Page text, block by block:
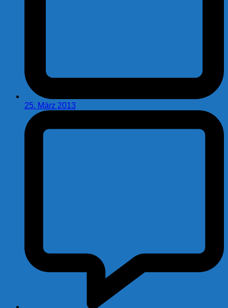
25. März 2013